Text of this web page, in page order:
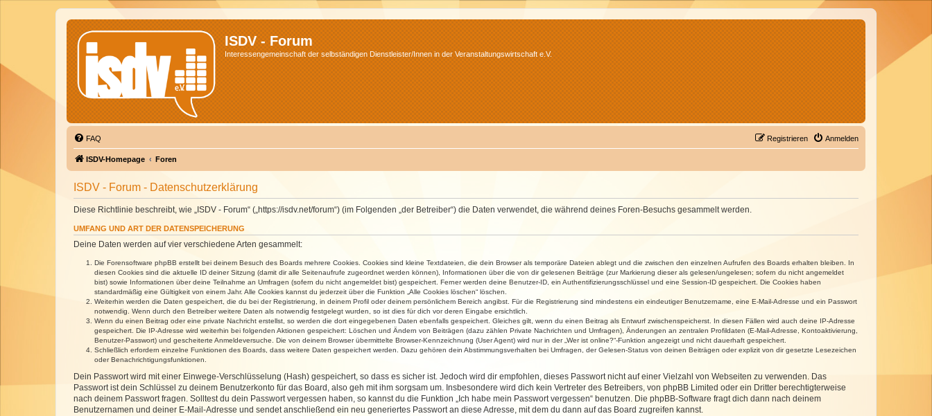
ISDV - Forum
Interessengemeinschaft der selbständigen Dienstleister/Innen in der Veranstaltungswirtschaft e.V.
FAQ Anmelden
Registrieren
ISDV-Homepage Foren
ISDV - Forum - Datenschutzerklärung
Diese Richtlinie beschreibt, wie „ISDV - Forum“ („https://isdv.net/forum“) (im Folgenden „der Betreiber“) die Daten verwendet, die während deines Foren-Besuchs gesammelt werden.
UMFANG UND ART DER DATENSPEICHERUNG
Deine Daten werden auf vier verschiedene Arten gesammelt:
Die Forensoftware phpBB erstellt bei deinem Besuch des Boards mehrere Cookies. Cookies sind kleine Textdateien, die dein Browser als temporäre Dateien ablegt und die zwischen den einzelnen Aufrufen des Boards erhalten bleiben. In
diesen Cookies sind die aktuelle ID deiner Sitzung (damit dir alle Seitenaufrufe zugeordnet werden können), Informationen über die von dir gelesenen Beiträge (zur Markierung dieser als gelesen/ungelesen; sofern du nicht angemeldet
bist) sowie Informationen über deine Teilnahme an Umfragen (sofern du nicht angemeldet bist) gespeichert. Ferner werden deine Benutzer-ID, ein Authentifizierungsschlüssel und eine Session-ID gespeichert. Die Cookies haben
standardmäßig eine Gültigkeit von einem Jahr. Alle Cookies kannst du jederzeit über die Funktion „Alle Cookies löschen“ löschen.
Weiterhin werden die Daten gespeichert, die du bei der Registrierung, in deinem Profil oder deinem persönlichem Bereich angibst. Für die Registrierung sind mindestens ein eindeutiger Benutzername, eine E-Mail-Adresse und ein Passwort
notwendig. Wenn durch den Betreiber weitere Daten als notwendig festgelegt wurden, so ist dies für dich vor deren Eingabe ersichtlich.
Wenn du einen Beitrag oder eine private Nachricht erstellst, so werden die dort eingegebenen Daten ebenfalls gespeichert. Gleiches gilt, wenn du einen Beitrag als Entwurf zwischenspeicherst. In diesen Fällen wird auch deine IP-Adresse
gespeichert. Die IP-Adresse wird weiterhin bei folgenden Aktionen gespeichert: Löschen und Ändern von Beiträgen (dazu zählen Private Nachrichten und Umfragen), Änderungen an zentralen Profildaten (E-Mail-Adresse, Kontoaktivierung,
Benutzer-Passwort) und gescheiterte Anmeldeversuche. Die von deinem Browser übermittelte Browser-Kennzeichnung (User Agent) wird nur in der „Wer ist online?“-Funktion angezeigt und nicht dauerhaft gespeichert.
Schließlich erfordern einzelne Funktionen des Boards, dass weitere Daten gespeichert werden. Dazu gehören dein Abstimmungsverhalten bei Umfragen, der Gelesen-Status von deinen Beiträgen oder explizit von dir gesetzte Lesezeichen
oder Benachrichtigungsfunktionen.
Dein Passwort wird mit einer Einwege-Verschlüsselung (Hash) gespeichert, so dass es sicher ist. Jedoch wird dir empfohlen, dieses Passwort nicht auf einer Vielzahl von Webseiten zu verwenden. Das
Passwort ist dein Schlüssel zu deinem Benutzerkonto für das Board, also geh mit ihm sorgsam um. Insbesondere wird dich kein Vertreter des Betreibers, von phpBB Limited oder ein Dritter berechtigterweise
nach deinem Passwort fragen. Solltest du dein Passwort vergessen haben, so kannst du die Funktion „Ich habe mein Passwort vergessen“ benutzen. Die phpBB-Software fragt dich dann nach deinem
Benutzernamen und deiner E-Mail-Adresse und sendet anschließend ein neu generiertes Passwort an diese Adresse, mit dem du dann auf das Board zugreifen kannst.